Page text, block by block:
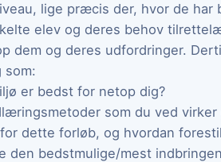
lige præcis der, hvor de har
elev og deres behov
dem og deres udfordringer.
som:
er bedst for netop dig?
som du ved
dette forløb, og hvordan
den bedstmulige/mest